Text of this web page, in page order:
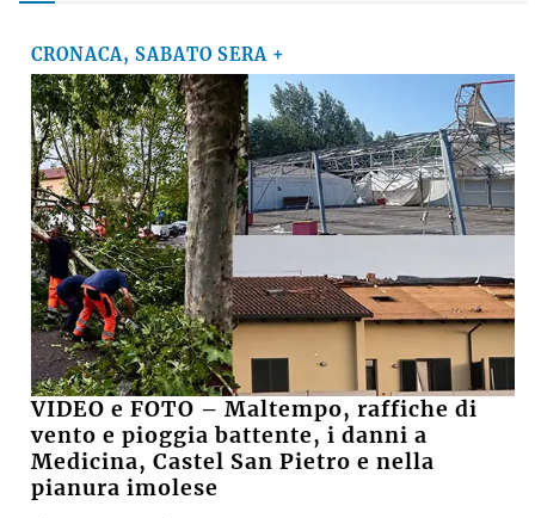
CRONACA, SABATO SERA +
VIDEO e FOTO – Maltempo, raffiche di
vento e pioggia battente, i danni a
Medicina, Castel San Pietro e nella
pianura imolese